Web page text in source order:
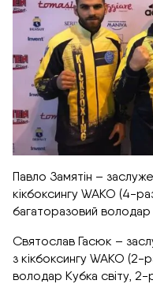
Павло Замятін –
кікбоксингу WAKO (4-
багаторазовий володар
Святослав Гасюк –
з кікбоксингу WAKO
володар Кубка світу,